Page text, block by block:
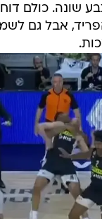
שונה. כולם
אבל גם